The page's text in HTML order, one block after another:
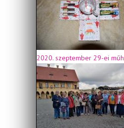
2020. szeptember 29-ei